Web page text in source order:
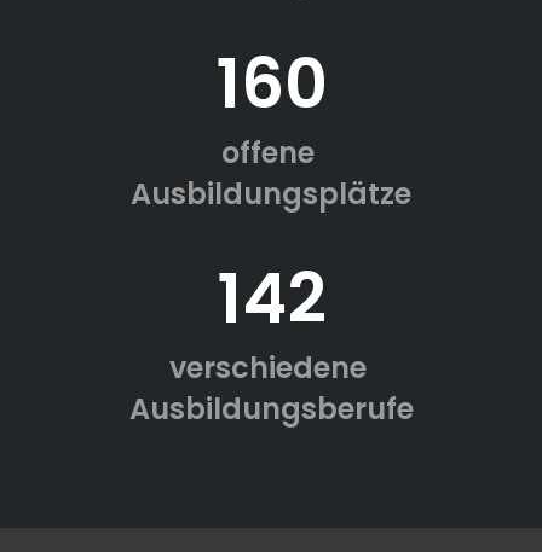
160
offene
Ausbildungsplätze
142
verschiedene
Ausbildungsberufe